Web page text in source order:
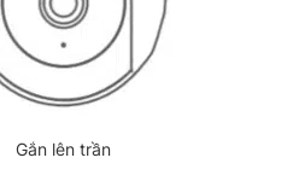
Gắn lên trần